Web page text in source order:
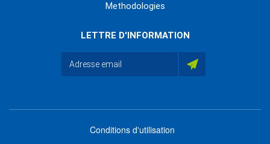
Methodologies
LETTRE D'INFORMATION
Conditions d'utilisation